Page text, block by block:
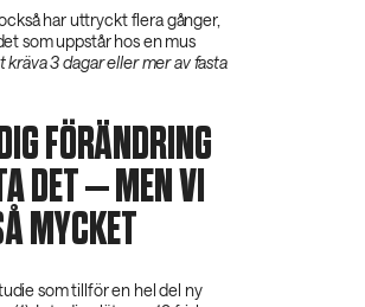
har uttryckt flera gånger,
som uppstår hos en mus
3 dagar eller mer av fasta
FÖRÄNDRING
DET – MEN VI
MYCKET
som tillför en hel del ny